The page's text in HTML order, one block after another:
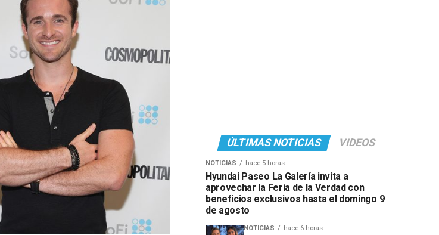
ÚLTIMAS NOTICIAS VIDEOS
NOTICIAS hace 5 horas
Hyundai Paseo La Galería invita a
aprovechar la Feria de la Verdad con
beneficios exclusivos hasta el domingo 9
de agosto
NOTICIAS hace 6 horas